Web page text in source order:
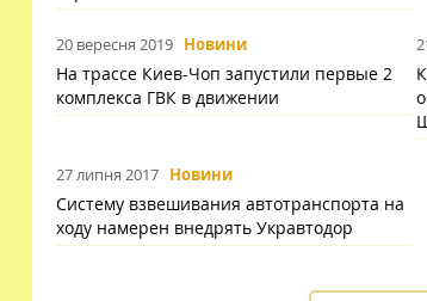
20 вересня 2019 Новини
На трассе Киев-Чоп запустили первые 2
комплекса ГВК в движении
27 липня 2017 Новини
Систему взвешивания автотранспорта на
ходу намерен внедрять Укравтодор